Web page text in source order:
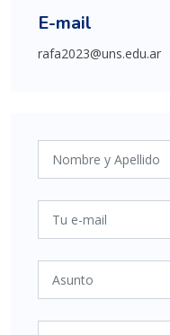
E-mail
rafa2023@uns.edu.ar